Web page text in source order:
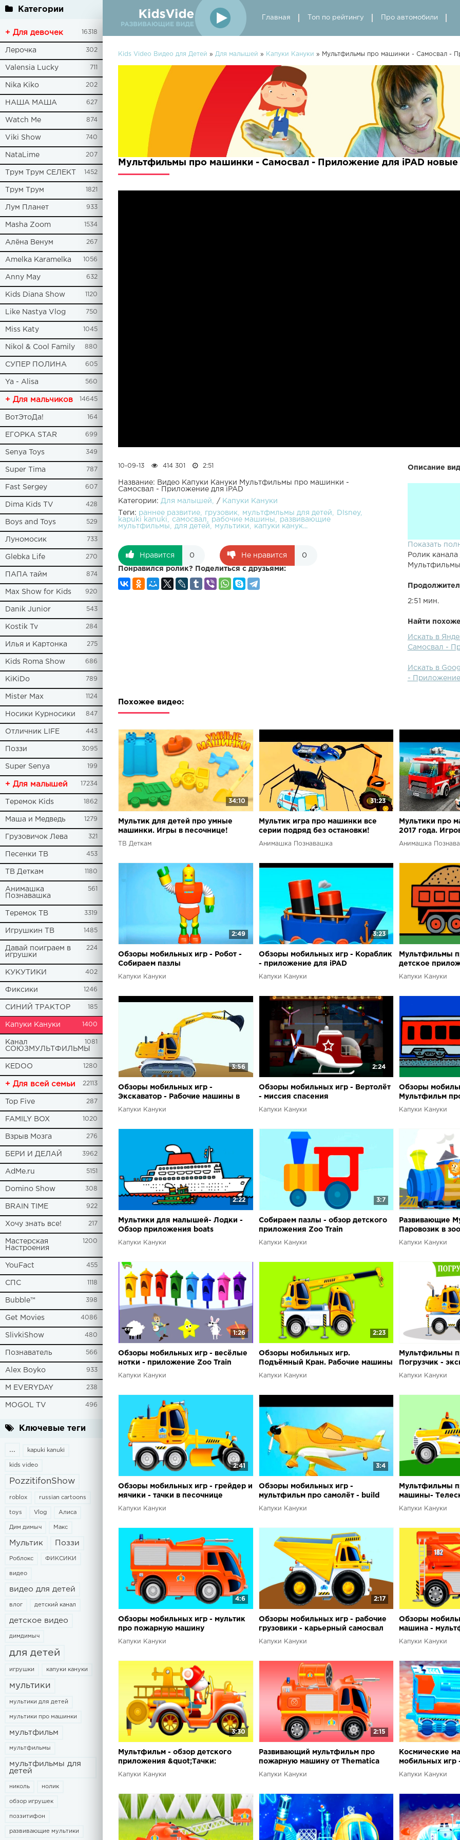
Категории
+ Для девочек 16318
Лерочка 302
Valensia Lucky 711
Nika Kiko 202
НАША МАША 627
Watch Me 874
Viki Show 740
NataLime 207
Трум Трум СЕЛЕКТ 1452
Трум Трум 1821
Лум Планет 933
Masha Zoom 1534
Алёна Венум 267
Amelka Karamelka 1056
Anny May 632
Kids Diana Show 1120
Like Nastya Vlog 750
Miss Katy 1045
Nikol & Cool Family 880
СУПЕР ПОЛИНА 605
Ya - Alisa 560
+ Для мальчиков 14645
ВотЭтоДа! 164
ЕГОРКА STAR 699
Senya Toys 349
Super Tima 787
Fast Sergey 607
Dima Kids TV 428
Boys and Toys 529
Луномосик 733
Glebka Life 270
ПАПА тайм 874
Max Show for Kids 920
Danik Junior 543
Kostik Tv 284
Илья и Картонка 275
Kids Roma Show 686
KiKiDo 789
Mister Max 1124
Носики Курносики 847
Отличник LIFE 443
Поззи 3095
Super Senya 199
+ Для малышей 17234
Теремок Kids 1862
Маша и Медведь 1279
Грузовичок Лева 321
Песенки ТВ 453
ТВ Деткам 1180
Анимашка
Познавашка
561
Теремок ТВ 3319
Игрушкин ТВ 1485
Давай поиграем в
игрушки
224
КУКУТИКИ 402
Фиксики 1246
СИНИЙ ТРАКТОР 185
Капуки Кануки 1400
Канал
СОЮЗМУЛЬТФИЛЬМЫ
1081
KEDOO 1280
+ Для всей семьи 22113
Top Five 287
FAMILY BOX 1020
Взрыв Мозга 276
БЕРИ И ДЕЛАЙ 3962
AdMe.ru 5151
Domino Show 308
BRAIN TIME 922
Хочу знать все! 217
Мастерская
Настроения
1200
YouFact 455
СПС 1118
Bubble™ 398
Get Movies 4086
SlivkiShow 480
Познаватель 566
Alex Boyko 933
M EVERYDAY 238
MOGOL TV 496
Ключевые теги
... kapuki kanuki
kids video
PozzitifonShow
roblox russian cartoons
toys Vlog Алиса
Дим димыч Макс
Мультик Поззи
Роблокс ФИКСИКИ
видео
видео для детей
влог детский канал
детское видео
димдимыч
для детей
игрушки капуки кануки
мультики
мультики для детей
мультики про машинки
мультфильм
мультфильмы
мультфильмы для
детей
николь нолик
обзор игрушек
поззитифон
развивающие мультики
Главная Топ по рейтингу Про автомобили
Kids Video Видео для Детей » Для малышей » Капуки Кануки » Мультфильмы про машинки - Самосвал -
Мультфильмы про машинки - Самосвал - Приложение для iPAD новые
Описание
Видео для
простое в
грейдеров,
Показать
Ролик канала
2:51 мин.
Найти
Искать в
Самосвал -
Искать в
- Приложение
10-09-13 414 301 2:51
Название: Видео Капуки Кануки Мультфильмы про машинки -
Самосвал - Приложение для iPAD
Категории: Для малышей / Капуки Кануки
Теги: раннее развитие грузовик мультфмльмы для детей
DIsney
kapuki kanuki
самосвал рабочие машины
развивающие
мультфильмы
для детей мультики капуки канук...
Нравится 0 Не нравится 0
Понравился ролик? Поделиться с друзьями:
Похожее видео:
34:10
Мультик для детей про умные
машинки. Игры в песочнице!
ТВ Деткам
31:23
Мультик игра про машинки все
серии подряд без остановки!
Анимашка Познавашка
Мультики про
2017 года.
Анимашка
2:49
Обзоры мобильных игр - Робот -
Собираем пазлы
Капуки Кануки
3:23
Обзоры мобильных игр - Кораблик
- приложение для iPAD
Капуки Кануки
Мультфильмы
детское
Капуки Кануки
3:56
Обзоры мобильных игр -
Экскаватор - Рабочие машины в
песочнице
Капуки Кануки
2:24
Обзоры мобильных игр - Вертолёт
- миссия спасения
Капуки Кануки
Обзоры
Мультфильм
Капуки Кануки
2:22
Мультики для малышей- Лодки -
Обзор приложения boats
Капуки Кануки
3:7
Собираем пазлы - обзор детского
приложения Zoo Train
Капуки Кануки
Развивающие
Паровозик в
считать до 5
Капуки Кануки
1:26
Обзоры мобильных игр - весёлые
нотки - приложение Zoo Train
Капуки Кануки
2:23
Обзоры мобильных игр.
Подъёмный Кран. Рабочие машины
Капуки Кануки
Мультфильмы
Погрузчик -
приложение
Капуки Кануки
2:41
Обзоры мобильных игр - грейдер и
мячики - тачки в песочнице
Капуки Кануки
3:4
Обзоры мобильных игр -
мультфильм про самолёт - build
and play
Капуки Кануки
Мультфильмы
машины-
погрузчик
Капуки Кануки
4:6
Обзоры мобильных игр - мультик
про пожарную машину
Капуки Кануки
2:17
Обзоры мобильных игр - рабочие
грузовики - карьерный самосвал
Капуки Кануки
Обзоры
машина -
Капуки Кануки
3:30
Мультфильм - обзор детского
приложения &quot;Тачки:
Операция Спасения&quot;
Капуки Кануки
2:15
Развивающий мультфильм про
пожарную машину от Thematica
Капуки Кануки
Космические
мобильных игр
машинки
Капуки Кануки